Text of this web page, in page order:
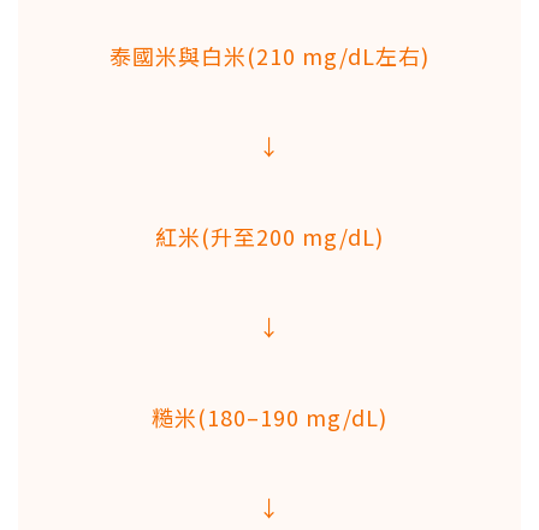
泰國米與白米(210 mg/dL左右)
↓
紅米(升至200 mg/dL)
↓
糙米(180–190 mg/dL)
↓